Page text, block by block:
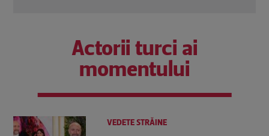
Actorii turci ai
momentului
VEDETE STRĂINE